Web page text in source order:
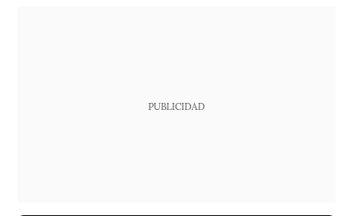
PUBLICIDAD